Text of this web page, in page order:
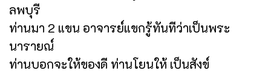
ลพบุรี
ท่านมา 2 แขน อาจารย์แขกรู้ทันทีว่าเป็นพระ
นารายณ์
ท่านบอกจะให้ของดี ท่านโยนให้ เป็นสังข์